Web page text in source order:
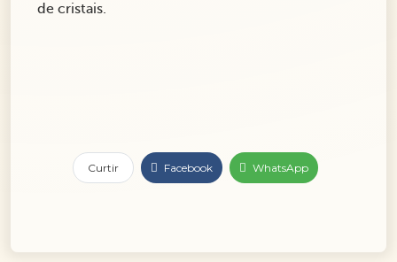
de cristais.
Curtir Facebook WhatsApp